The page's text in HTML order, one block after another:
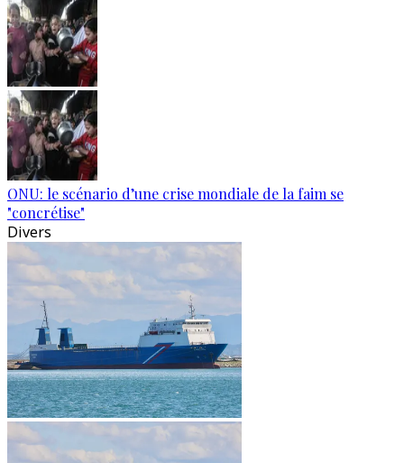
ONU: le scénario d’une crise mondiale de la faim se
"concrétise"
Divers